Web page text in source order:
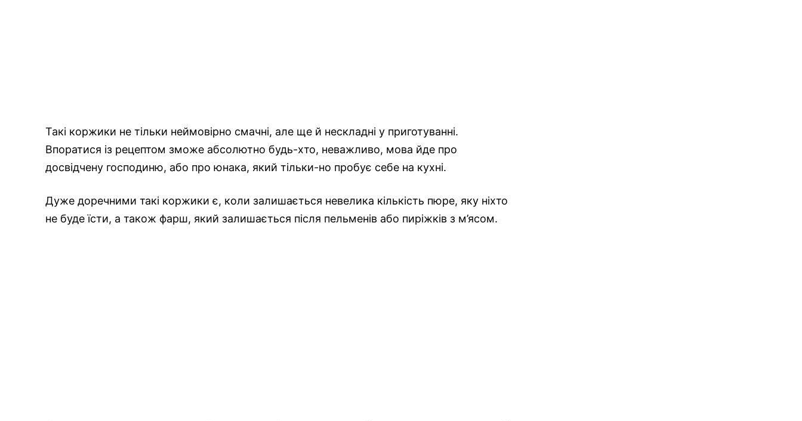
Такі коржики не тільки неймовірно смачні, але ще й нескладні у приготуванні.
Впоратися із рецептом зможе абсолютно будь-хто, неважливо, мова йде про
досвідчену господиню, або про юнака, який тільки-но пробує себе на кухні.
Дуже доречними такі коржики є, коли залишається невелика кількість пюре, яку ніхто
не буде їсти, а також фарш, який залишається після пельменів або пиріжків з м’ясом.